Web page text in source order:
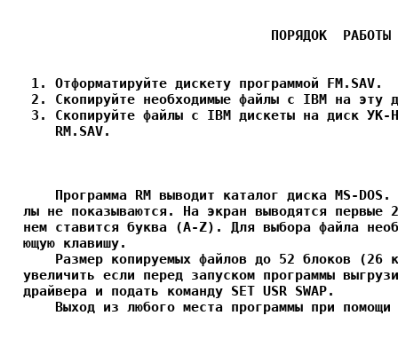
   1. Отформатируйте дискету программой FM.SAV.
2. Скопируйте необходимые файлы с IBM на эту
3. Скопируйте файлы с IBM дискеты на диск УК-
      RM.SAV.
Программа RM выводит каталог диска MS-
лы не показываются. На экран выводятся первые
нем ставится буква (A-Z). Для выбора файла
  ющую клавишу.
Размер копируемых файлов до 52 блоков (26
увеличить если перед запуском программы
  драйвера и подать команду SET USR SWAP.
Выход из любого места программы при помощи